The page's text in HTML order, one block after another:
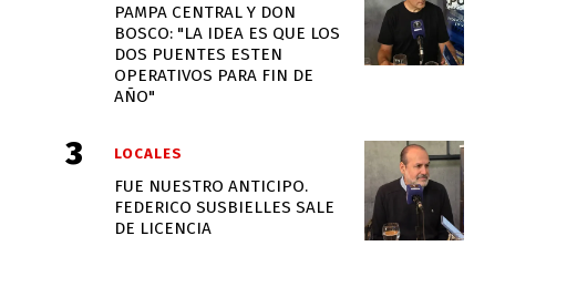
PAMPA CENTRAL Y DON
BOSCO: "LA IDEA ES QUE LOS
DOS PUENTES ESTEN
OPERATIVOS PARA FIN DE
AÑO"
FUE NUESTRO ANTICIPO.
FEDERICO SUSBIELLES SALE
DE LICENCIA
LOCALES